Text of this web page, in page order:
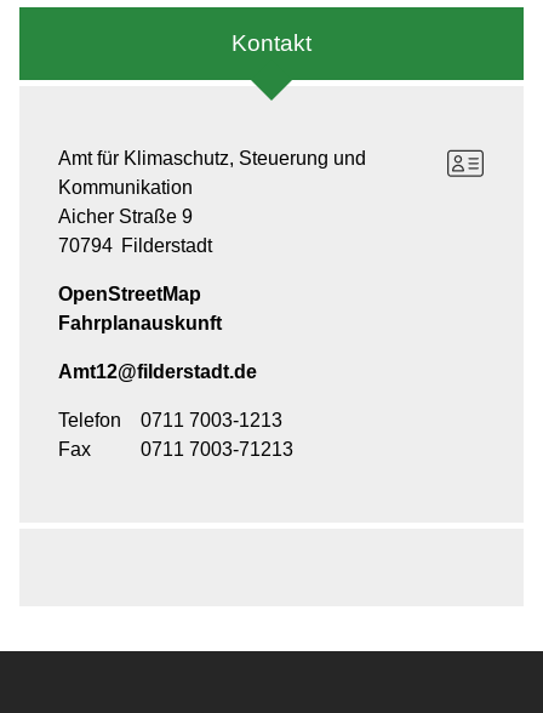
Kontakt
Amt für Klimaschutz, Steuerung und
Kommunikation
Aicher Straße 9
70794 Filderstadt
OpenStreetMap
Fahrplanauskunft
Amt12@filderstadt.de
Telefon
0711 7003-1213
Fax
0711 7003-71213